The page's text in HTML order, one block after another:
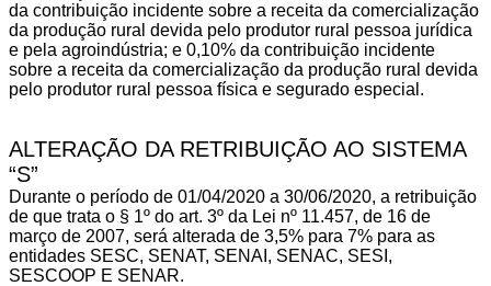
da contribuição incidente sobre a receita da comercialização
da produção rural devida pelo produtor rural pessoa jurídica
e pela agroindústria; e 0,10% da contribuição incidente
sobre a receita da comercialização da produção rural devida
pelo produtor rural pessoa física e segurado especial.
ALTERAÇÃO DA RETRIBUIÇÃO AO SISTEMA
“S”
Durante o período de 01/04/2020 a 30/06/2020, a retribuição
de que trata o § 1º do art. 3º da Lei nº 11.457, de 16 de
março de 2007, será alterada de 3,5% para 7% para as
entidades SESC, SENAT, SENAI, SENAC, SESI,
SESCOOP E SENAR.